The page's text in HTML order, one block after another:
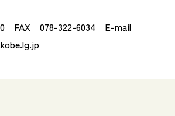
FAX 078-322-6034 E-mail